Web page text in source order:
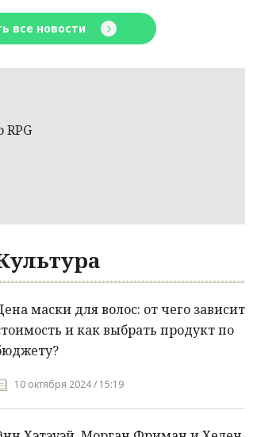
все новости
маски для волос: от чего зависит
и как выбрать продукт по
10 октября 2024 / 15:19